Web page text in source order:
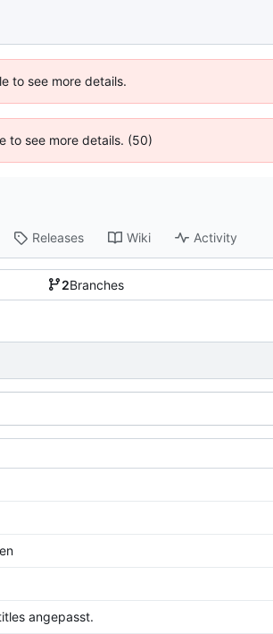
to see more details.
to see more details. (50)
Releases Wiki Activity
2Branches
angepasst.